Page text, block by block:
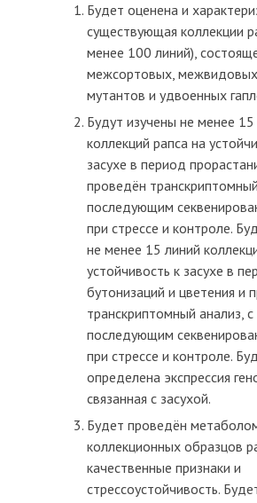
Будет оценена и
существующая коллекции
менее 100 линий),
межсортовых,
мутантов и удвоенных
Будут изучены не менее 15
коллекций рапса на
засухе в период
проведён
последующим
при стрессе и контроле.
не менее 15 линий
устойчивость к засухе в
бутонизаций и цветения и
транскриптомный анализ, с
последующим
при стрессе и контроле.
определена экспрессия
связанная с засухой.
Будет проведён
коллекционных образцов
качественные признаки и
стрессоустойчивость.